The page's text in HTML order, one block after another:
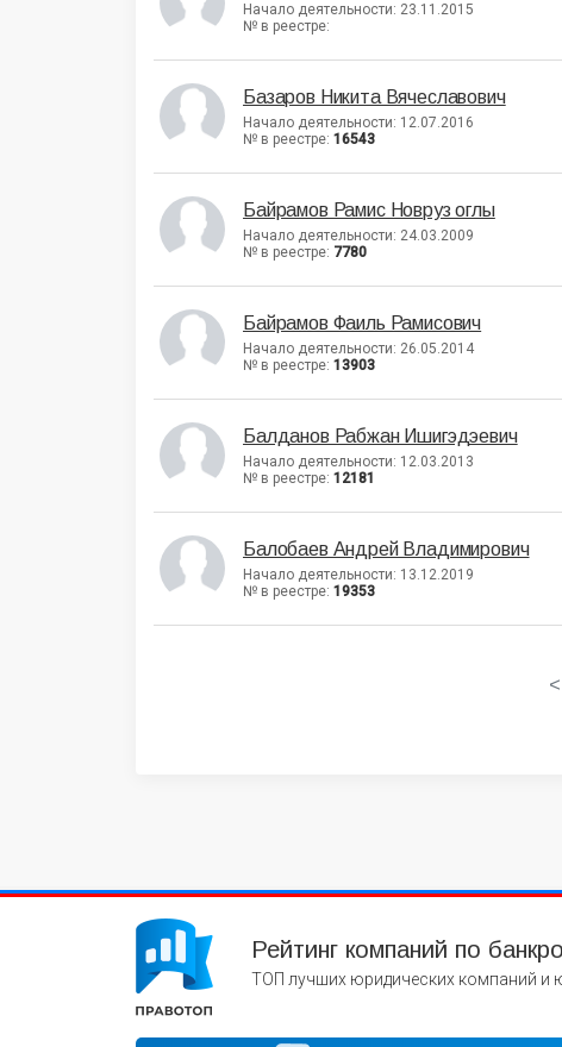
Начало деятельности: 23.11.2015
№ в реестре:
Базаров Никита Вячеславович
Начало деятельности: 12.07.2016
№ в реестре: 16543
Байрамов Рамис Новруз оглы
Начало деятельности: 24.03.2009
№ в реестре: 7780
Байрамов Фаиль Рамисович
Начало деятельности: 26.05.2014
№ в реестре: 13903
Балданов Рабжан Ишигэдэевич
Начало деятельности: 12.03.2013
№ в реестре: 12181
Балобаев Андрей Владимирович
Начало деятельности: 13.12.2019
№ в реестре: 19353
Рейтинг компаний по
ТОП лучших юридических компаний и